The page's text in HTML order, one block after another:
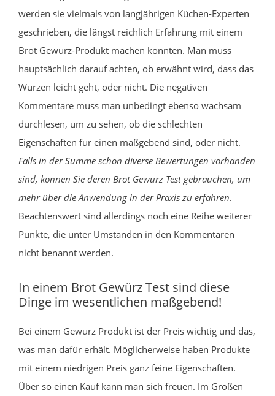
werden sie vielmals von langjährigen Küchen-Experten
geschrieben, die längst reichlich Erfahrung mit einem
Brot Gewürz-Produkt machen konnten. Man muss
hauptsächlich darauf achten, ob erwähnt wird, dass das
Würzen leicht geht, oder nicht. Die negativen
Kommentare muss man unbedingt ebenso wachsam
durchlesen, um zu sehen, ob die schlechten
Eigenschaften für einen maßgebend sind, oder nicht.
Falls in der Summe schon diverse Bewertungen vorhanden
sind, können Sie deren Brot Gewürz Test gebrauchen, um
mehr über die Anwendung in der Praxis zu erfahren.
Beachtenswert sind allerdings noch eine Reihe weiterer
Punkte, die unter Umständen in den Kommentaren
nicht benannt werden.
In einem Brot Gewürz Test sind diese
Dinge im wesentlichen maßgebend!
Bei einem Gewürz Produkt ist der Preis wichtig und das,
was man dafür erhält. Möglicherweise haben Produkte
mit einem niedrigen Preis ganz feine Eigenschaften.
Über so einen Kauf kann man sich freuen. Im Großen